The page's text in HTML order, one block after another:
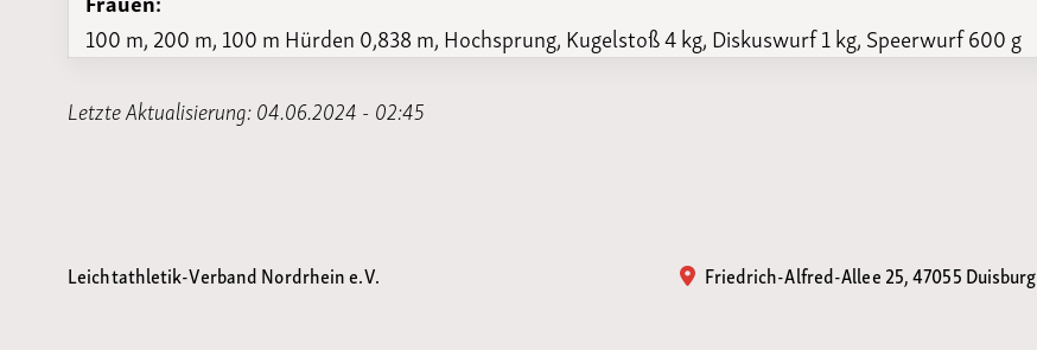
100 m, 200 m, 100 m Hürden 0,838 m, Hochsprung, Kugelstoß 4 kg, Diskuswurf 1 kg, Speerwurf 600 g
Letzte Aktualisierung: 04.06.2024 - 02:45
Leichtathletik-Verband Nordrhein e.V. Friedrich-Alfred-Allee 25, 47055 Duisburg